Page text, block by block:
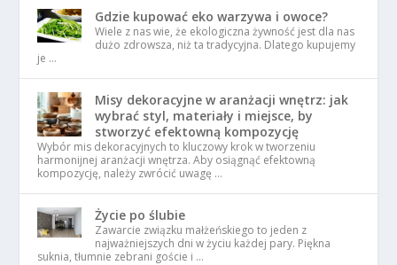
Gdzie kupować eko warzywa i owoce?
Wiele z nas wie, że ekologiczna żywność jest dla nas
dużo zdrowsza, niż ta tradycyjna. Dlatego kupujemy
je …
Misy dekoracyjne w aranżacji wnętrz: jak
wybrać styl, materiały i miejsce, by
stworzyć efektowną kompozycję
Wybór mis dekoracyjnych to kluczowy krok w tworzeniu
harmonijnej aranżacji wnętrza. Aby osiągnąć efektowną
kompozycję, należy zwrócić uwagę …
Życie po ślubie
Zawarcie związku małżeńskiego to jeden z
najważniejszych dni w życiu każdej pary. Piękna
suknia, tłumnie zebrani goście i …